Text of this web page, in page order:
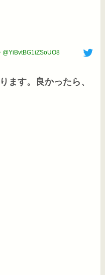
@YiBvtBG1iZSoUO8
ます。良かったら、